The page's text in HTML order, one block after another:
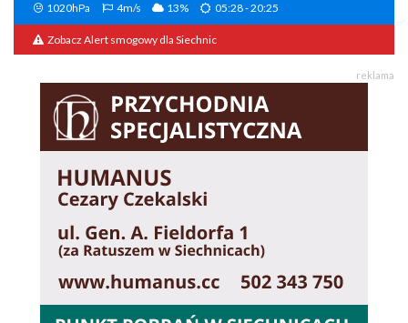
1020hPa 4m/s 13% 05:28 - 20:25
Zobacz Alert smogowy dla Siechnic
reklama